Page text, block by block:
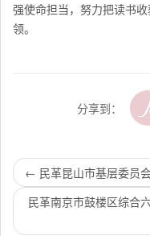
强使命担当，努力把读书
领。
分享到：
← 民革昆山市基层委员
民革南京市鼓楼区综合